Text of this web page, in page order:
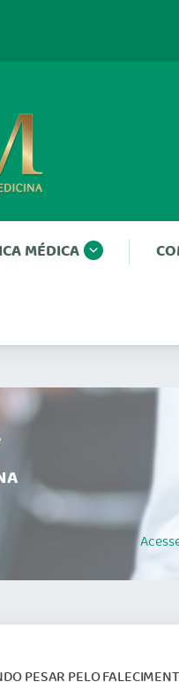
MÉDICA
PELO FALECIMENTO DA DRA.